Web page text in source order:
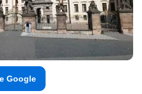
Google